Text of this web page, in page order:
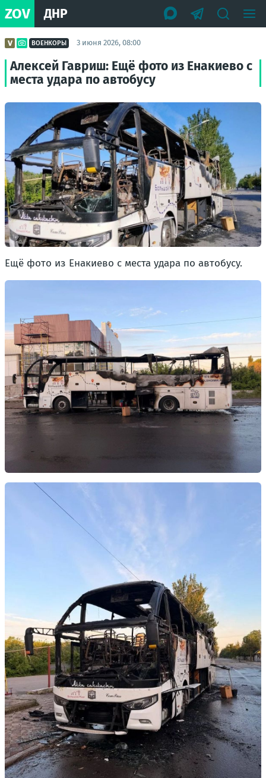
ZOV ДНР
ВОЕНКОРЫ 3 июня 2026, 08:00
Алексей Гавриш: Ещё фото из Енакиево с
места удара по автобусу
Ещё фото из Енакиево с места удара по автобусу.